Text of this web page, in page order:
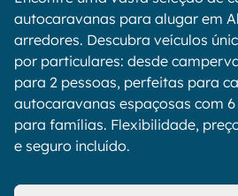
autocaravanas para alugar em
arredores. Descubra veículos
por particulares: desde
para 2 pessoas, perfeitas para
autocaravanas espaçosas com
para famílias. Flexibilidade,
e seguro incluído.